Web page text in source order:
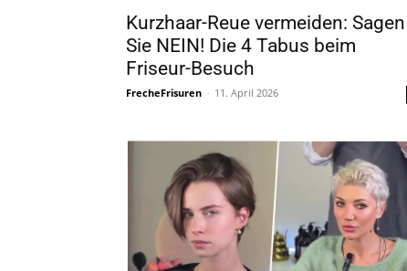
Kurzhaar-Reue vermeiden: Sagen
Sie NEIN! Die 4 Tabus beim
Friseur-Besuch
FrecheFrisuren - 11. April 2026